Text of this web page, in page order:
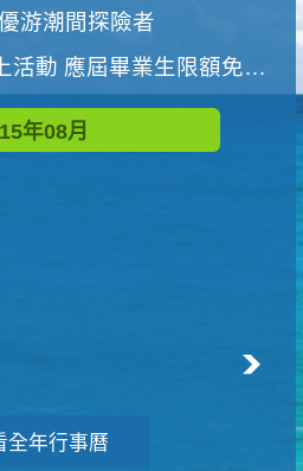
游潮間探險者
應屆畢業生限額免費參加
年08月
全年行事曆